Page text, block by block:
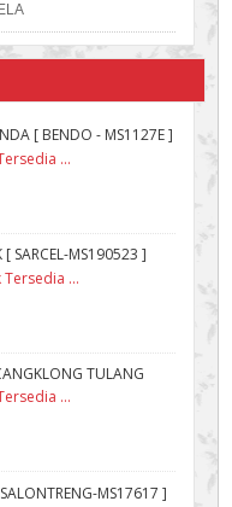
[ BENDO - MS1127E ]
...
[ SARCEL-MS190523 ]
Tersedia ...
TULANG
...
MS17617 ]